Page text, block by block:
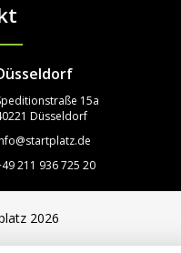
15a
Düsseldorf
211 936 725 20
2026